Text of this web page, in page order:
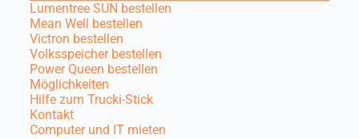
Lumentree SUN bestellen
Mean Well bestellen
Victron bestellen
Volksspeicher bestellen
Power Queen bestellen
Möglichkeiten
Hilfe zum Trucki-Stick
Kontakt
Computer und IT mieten